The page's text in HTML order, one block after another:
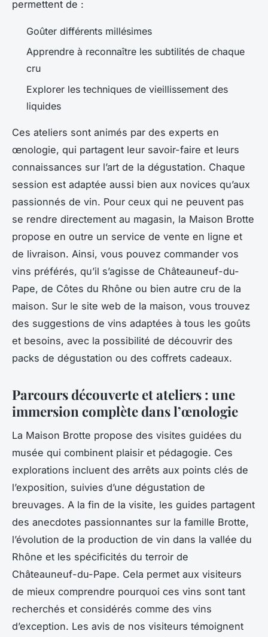
permettent de :
Goûter différents millésimes
Apprendre à reconnaître les subtilités de chaque
cru
Explorer les techniques de vieillissement des
liquides
Ces ateliers sont animés par des experts en
œnologie, qui partagent leur savoir-faire et leurs
connaissances sur l’art de la dégustation. Chaque
session est adaptée aussi bien aux novices qu’aux
passionnés de vin. Pour ceux qui ne peuvent pas
se rendre directement au magasin, la Maison Brotte
propose en outre un service de vente en ligne et
de livraison. Ainsi, vous pouvez commander vos
vins préférés, qu’il s’agisse de Châteauneuf-du-
Pape, de Côtes du Rhône ou bien autre cru de la
maison. Sur le site web de la maison, vous trouvez
des suggestions de vins adaptées à tous les goûts
et besoins, avec la possibilité de découvrir des
packs de dégustation ou des coffrets cadeaux.
Parcours découverte et ateliers : une
immersion complète dans l’œnologie
La Maison Brotte propose des visites guidées du
musée qui combinent plaisir et pédagogie. Ces
explorations incluent des arrêts aux points clés de
l’exposition, suivies d’une dégustation de
breuvages. A la fin de la visite, les guides partagent
des anecdotes passionnantes sur la famille Brotte,
l’évolution de la production de vin dans la vallée du
Rhône et les spécificités du terroir de
Châteauneuf-du-Pape. Cela permet aux visiteurs
de mieux comprendre pourquoi ces vins sont tant
recherchés et considérés comme des vins
d’exception. Les avis de nos visiteurs témoignent